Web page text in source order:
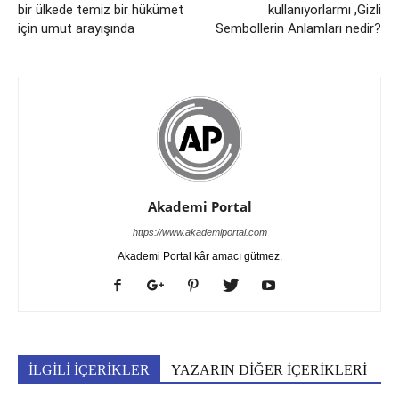
bir ülkede temiz bir hükümet
için umut arayışında
kullanıyorlarmı ,Gizli
Sembollerin Anlamları nedir?
Akademi Portal
https://www.akademiportal.com
Akademi Portal kâr amacı gütmez.
İLGİLİ İÇERİKLER YAZARIN DİĞER İÇERİKLERİ